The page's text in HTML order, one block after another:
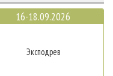
16-18.09.2026
Эксподрев